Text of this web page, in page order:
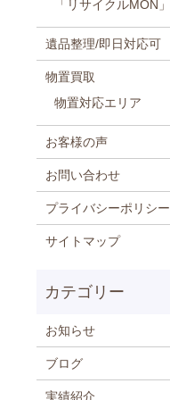
「リサイクルMON」
遺品整理/即日対応可
物置買取
物置対応エリア
お客様の声
お問い合わせ
プライバシーポリシー
サイトマップ
お知らせ
ブログ
実績紹介